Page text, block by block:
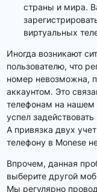
страны и мира.
виртуальных
Иногда возникают
пользователю, что
номер невозможна,
аккаунтом. Это
телефонам на
успел
А привязка двух
телефону в Monese
Впрочем, данная
выберите другой
Мы регулярно